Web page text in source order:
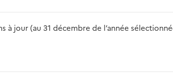
jour (au 31 décembre de l’année